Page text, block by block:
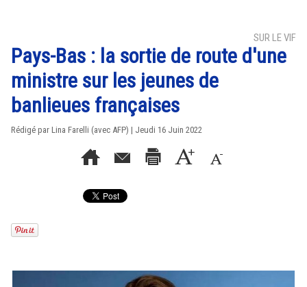
SUR LE VIF
Pays-Bas : la sortie de route d'une
ministre sur les jeunes de
banlieues françaises
Rédigé par Lina Farelli (avec AFP) | Jeudi 16 Juin 2022